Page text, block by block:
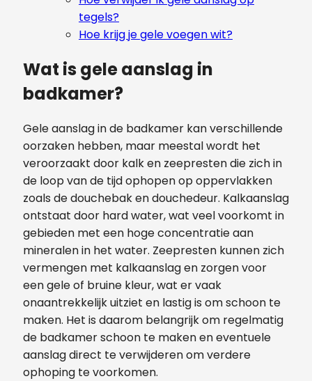
tegels?
Hoe krijg je gele voegen wit?
Wat is gele aanslag in
badkamer?
Gele aanslag in de badkamer kan verschillende
oorzaken hebben, maar meestal wordt het
veroorzaakt door kalk en zeepresten die zich in
de loop van de tijd ophopen op oppervlakken
zoals de douchebak en douchedeur. Kalkaanslag
ontstaat door hard water, wat veel voorkomt in
gebieden met een hoge concentratie aan
mineralen in het water. Zeepresten kunnen zich
vermengen met kalkaanslag en zorgen voor
een gele of bruine kleur, wat er vaak
onaantrekkelijk uitziet en lastig is om schoon te
maken. Het is daarom belangrijk om regelmatig
de badkamer schoon te maken en eventuele
aanslag direct te verwijderen om verdere
ophoping te voorkomen.